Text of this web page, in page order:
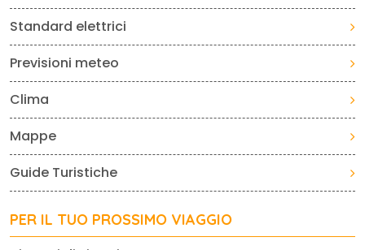
Standard elettrici
Previsioni meteo
Clima
Mappe
Guide Turistiche
PER IL TUO PROSSIMO VIAGGIO